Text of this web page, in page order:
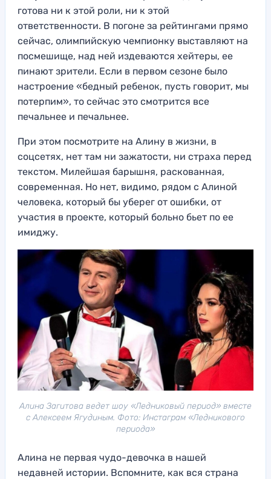
готова ни к этой роли, ни к этой
ответственности. В погоне за рейтингами прямо
сейчас, олимпийскую чемпионку выставляют на
посмешище, над ней издеваются хейтеры, ее
пинают зрители. Если в первом сезоне было
настроение «бедный ребенок, пусть говорит, мы
потерпим», то сейчас это смотрится все
печальнее и печальнее.
При этом посмотрите на Алину в жизни, в
соцсетях, нет там ни зажатости, ни страха перед
текстом. Милейшая барышня, раскованная,
современная. Но нет, видимо, рядом с Алиной
человека, который бы уберег от ошибки, от
участия в проекте, который больно бьет по ее
имиджу.
Алина Загитова ведет шоу «Ледниковый период» вместе
с Алексеем Ягудиным. Фото: Инстаграм «Ледникового
периода»
Алина не первая чудо-девочка в нашей
недавней истории. Вспомните, как вся страна